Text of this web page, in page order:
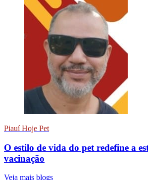
Piauí Hoje Pet
O estilo de vida do pet redefine a
vacinação
Veja mais blogs